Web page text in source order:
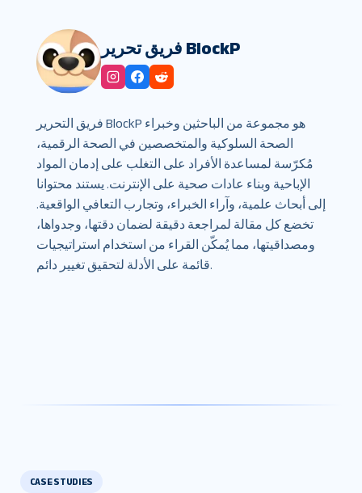
فريق تحرير BlockP
فريق التحرير BlockP هو مجموعة من الباحثين وخبراء
الصحة السلوكية والمتخصصين في الصحة الرقمية،
مُكرّسة لمساعدة الأفراد على التغلب على إدمان المواد
الإباحية وبناء عادات صحية على الإنترنت. يستند محتوانا
إلى أبحاث علمية، وآراء الخبراء، وتجارب التعافي الواقعية.
تخضع كل مقالة لمراجعة دقيقة لضمان دقتها، وجدواها،
ومصداقيتها، مما يُمكّن القراء من استخدام استراتيجيات
قائمة على الأدلة لتحقيق تغيير دائم.
CASE STUDIES